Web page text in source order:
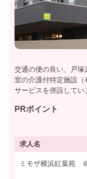
交通の便の良い、戸
室の介護付特定施設
サービスを併設してい
PRポイント
求人名
ミモザ横浜紅葉苑